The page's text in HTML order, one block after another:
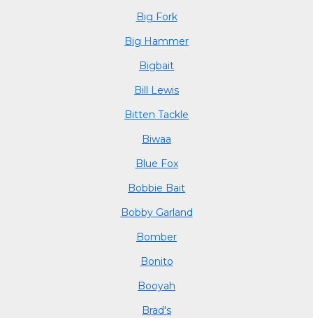
Big Fork
Big Hammer
Bigbait
Bill Lewis
Bitten Tackle
Biwaa
Blue Fox
Bobbie Bait
Bobby Garland
Bomber
Bonito
Booyah
Brad's